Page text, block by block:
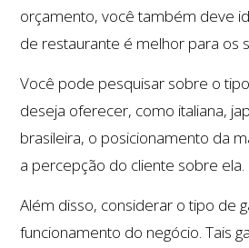
orçamento, você também deve
de restaurante é melhor para os
Você pode pesquisar sobre o
deseja oferecer, como italiana,
brasileira, o posicionamento da
a percepção do cliente sobre ela.
Além disso, considerar o tipo de
funcionamento do negócio. Tais